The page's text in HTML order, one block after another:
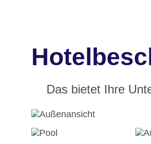
Das bietet Ihre